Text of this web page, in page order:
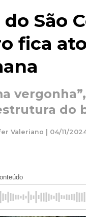
do São
fica
do
Valeriano | 04/11/2024